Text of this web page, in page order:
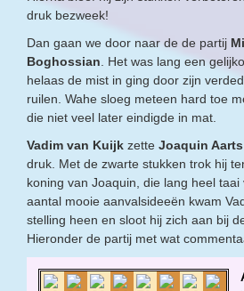
druk bezweek!
Dan gaan we door naar de de partij
Boghossian. Het was lang een
helaas de mist in ging door zijn
ruilen. Wahe sloeg meteen hard toe
die niet veel later eindigde in mat.
Vadim van Kuijk zette Joaquin Aarts
druk. Met de zwarte stukken trok hij
koning van Joaquin, die lang heel
aantal mooie aanvalsideeën kwam
stelling heen en sloot hij zich aan bij
Hieronder de partij met wat